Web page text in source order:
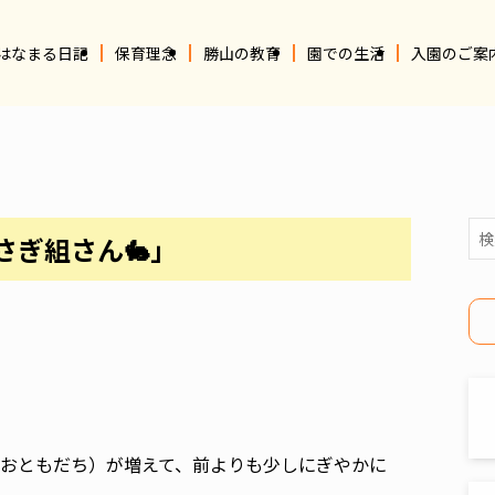
なまる日記 保育理念 勝山の教育 園での生活 入園のご案
組さん🐇」
ともだち）が増えて、前よりも少しにぎやかに